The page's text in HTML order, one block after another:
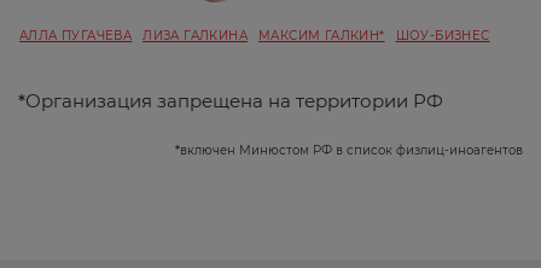
АЛЛА ПУГАЧЕВА ЛИЗА ГАЛКИНА МАКСИМ ГАЛКИН* ШОУ-БИЗНЕС
*Организация запрещена на территории РФ
*включен Минюстом РФ в список физлиц-иноагентов